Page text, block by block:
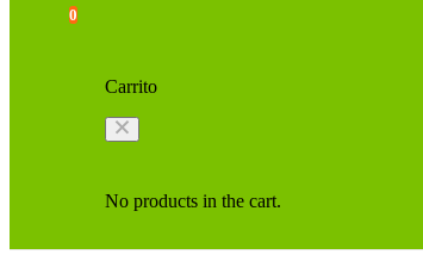
0
Carrito
No products in the cart.